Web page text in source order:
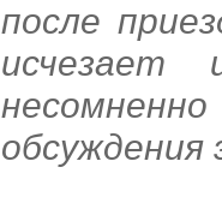
после
исчезает
несомненно
обсуждения